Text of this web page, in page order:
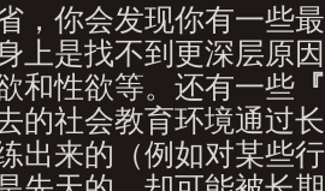
，你会发现你有一些最
上是找不到更深层原
和性欲等。还有一些
的社会教育环境通过
出来的（例如对某些